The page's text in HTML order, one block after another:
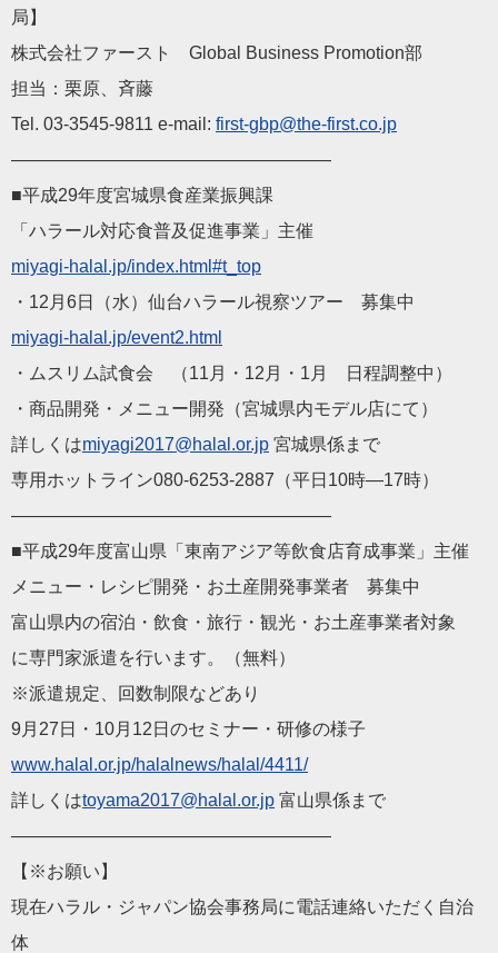
局】
株式会社ファースト Global Business Promotion部
担当：栗原、斉藤
Tel. 03-3545-9811 e-mail: first-gbp@the-first.co.jp
——————————————————
■平成29年度宮城県食産業振興課
「ハラール対応食普及促進事業」主催
miyagi-halal.jp/index.html#t_top
・12月6日（水）仙台ハラール視察ツアー 募集中
miyagi-halal.jp/event2.html
・ムスリム試食会 （11月・12月・1月 日程調整中）
・商品開発・メニュー開発（宮城県内モデル店にて）
詳しくはmiyagi2017@halal.or.jp 宮城県係まで
専用ホットライン080-6253-2887（平日10時―17時）
——————————————————
■平成29年度富山県「東南アジア等飲食店育成事業」主催
メニュー・レシピ開発・お土産開発事業者 募集中
富山県内の宿泊・飲食・旅行・観光・お土産事業者対象
に専門家派遣を行います。（無料）
※派遣規定、回数制限などあり
9月27日・10月12日のセミナー・研修の様子
www.halal.or.jp/halalnews/halal/4411/
詳しくはtoyama2017@halal.or.jp 富山県係まで
——————————————————
【※お願い】
現在ハラル・ジャパン協会事務局に電話連絡いただく自治
体